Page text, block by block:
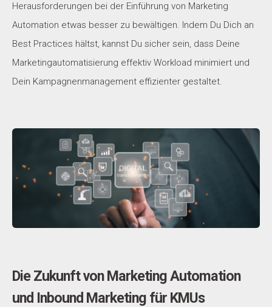
Herausforderungen bei der Einführung von Marketing
Automation etwas besser zu bewältigen. Indem Du Dich an
Best Practices hältst, kannst Du sicher sein, dass Deine
Marketingautomatisierung effektiv Workload minimiert und
Dein Kampagnenmanagement effizienter gestaltet.
Die Zukunft von Marketing Automation
und Inbound Marketing für KMUs